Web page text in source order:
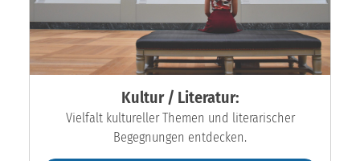
Kultur / Literatur:
Vielfalt kultureller Themen und literarischer
Begegnungen entdecken.